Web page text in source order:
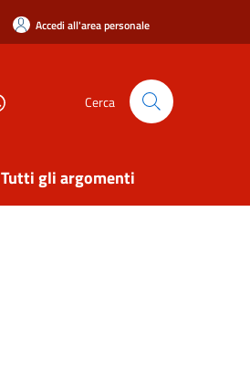
Accedi all'area personale
Cerca
Tutti gli argomenti